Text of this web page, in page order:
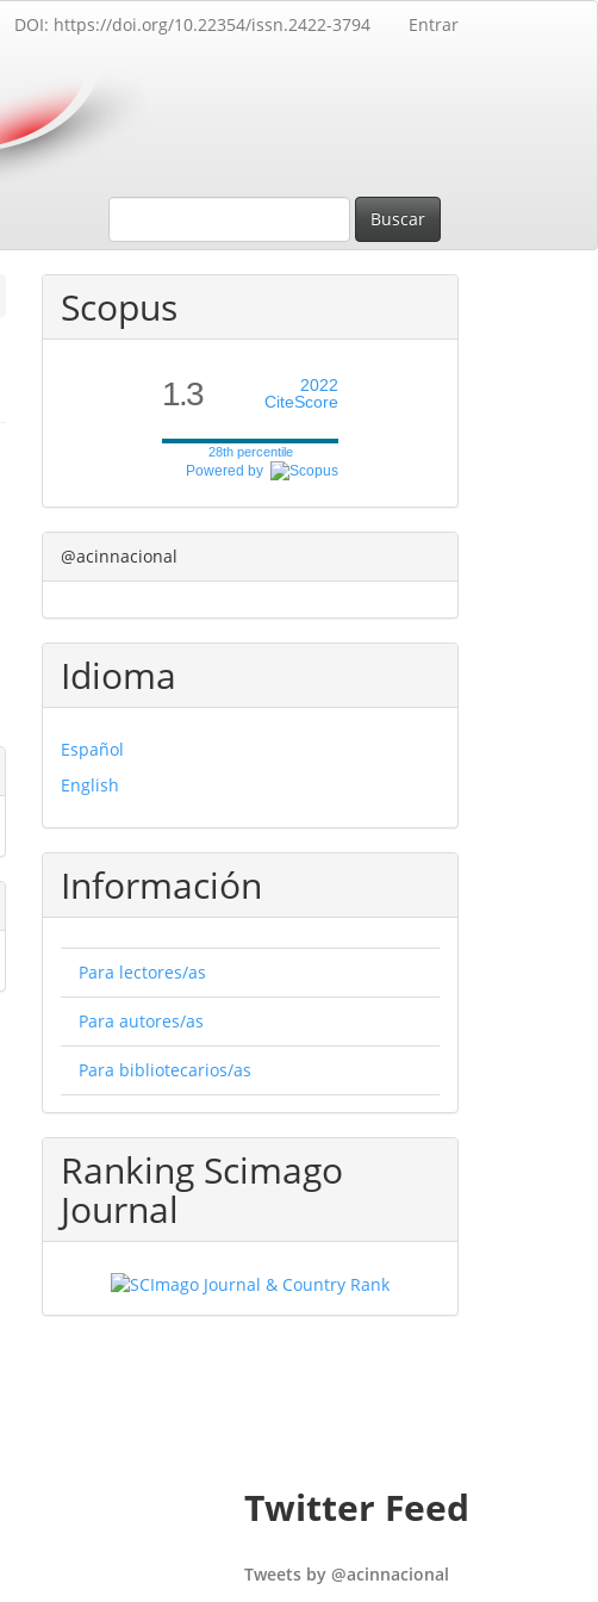
DOI: https://doi.org/10.22354/issn.2422-3794 Entrar
Buscar
Scopus
1.3
2022
CiteScore
28th percentile
Powered by
@acinnacional
Idioma
Español
English
Información
Para lectores/as
Para autores/as
Para bibliotecarios/as
Ranking Scimago
Journal
Twitter Feed
Tweets by @acinnacional